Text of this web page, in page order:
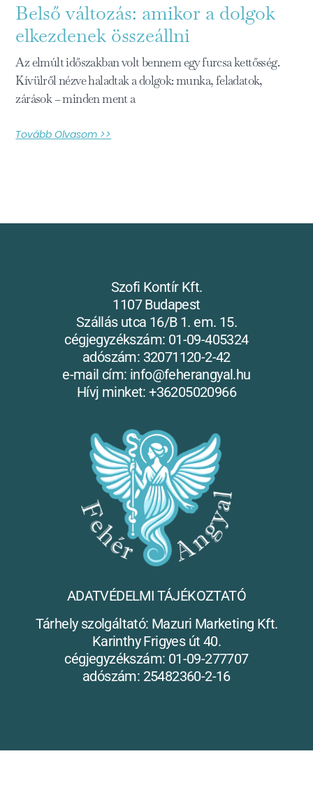
Belső változás: amikor a dolgok
elkezdenek összeállni
Az elmúlt időszakban volt bennem egy furcsa kettősség.
Kívülről nézve haladtak a dolgok: munka, feladatok,
zárások – minden ment a
Tovább Olvasom >>
Szofi Kontír Kft.
1107 Budapest
Szállás utca 16/B 1. em. 15.
cégjegyzékszám: 01-09-405324
adószám: 32071120-2-42
e-mail cím: info@feherangyal.hu
Hívj minket: +36205020966
ADATVÉDELMI TÁJÉKOZTATÓ
Tárhely szolgáltató: Mazuri Marketing Kft.
Karinthy Frigyes út 40.
cégjegyzékszám: 01-09-277707
adószám: 25482360-2-16